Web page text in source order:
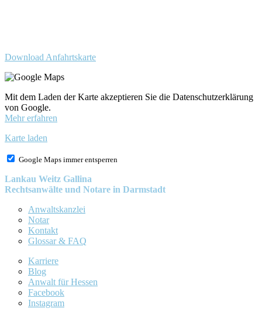
Download Anfahrtskarte
Mit dem Laden der Karte akzeptieren Sie die Datenschutzerklärung
von Google.
Mehr erfahren
Karte laden
Google Maps immer entsperren
Lankau Weitz Gallina
Rechtsanwälte und Notare in Darmstadt
Anwaltskanzlei
Notar
Kontakt
Glossar & FAQ
Karriere
Blog
Anwalt für Hessen
Facebook
Instagram